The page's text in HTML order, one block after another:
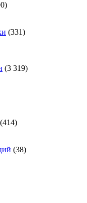
(331)
(3 319)
(414)
(38)